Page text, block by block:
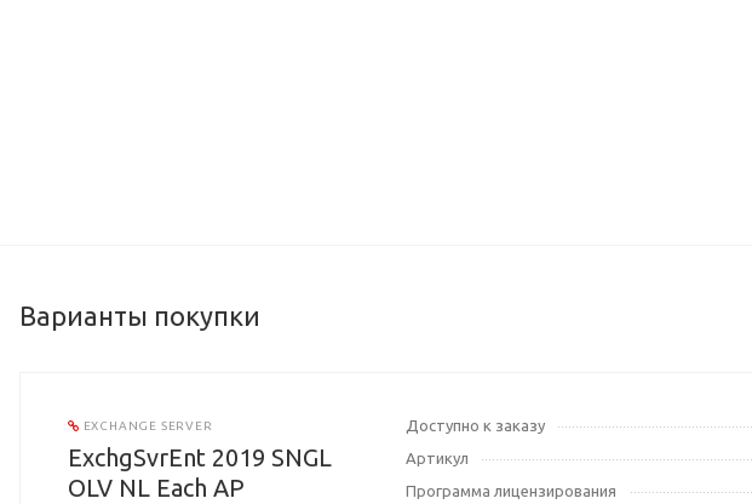
Варианты покупки
EXCHANGE SERVER
ExchgSvrEnt 2019 SNGL
OLV NL Each AP
Доступно к заказу
Артикул
Программа лицензирования